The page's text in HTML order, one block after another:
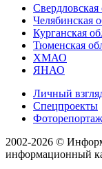
Свердловская
Челябинская
Курганская
Тюменская
ХМАО
ЯНАО
Личный
Спецпроекты
Фоторепортаж
2002-2026 ©
информационный